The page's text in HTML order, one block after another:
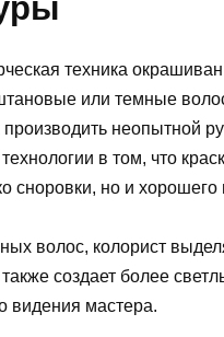
техника
или темные
неопытной
в том, что
сноровки, но и хорошего
волос, колорист
создает более
видения мастера.